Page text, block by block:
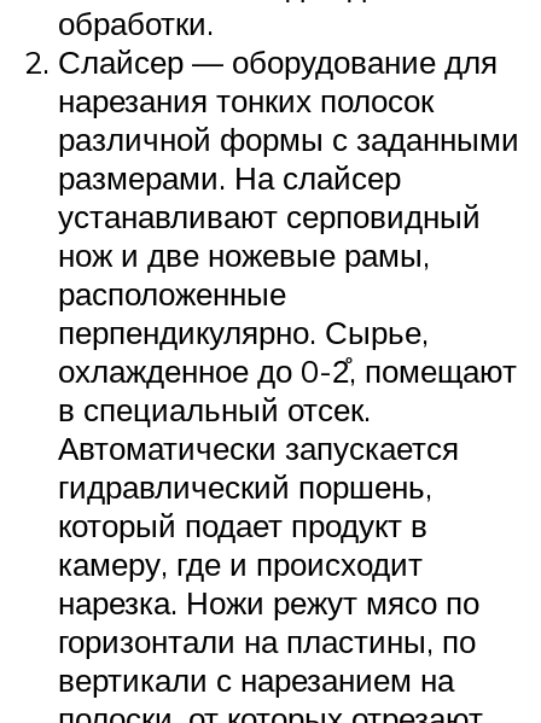
обработки.
Слайсер — оборудование для
нарезания тонких полосок
различной формы с заданными
размерами. На слайсер
устанавливают серповидный
нож и две ножевые рамы,
расположенные
перпендикулярно. Сырье,
охлажденное до 0-2̊, помещают
в специальный отсек.
Автоматически запускается
гидравлический поршень,
который подает продукт в
камеру, где и происходит
нарезка. Ножи режут мясо по
горизонтали на пластины, по
вертикали с нарезанием на